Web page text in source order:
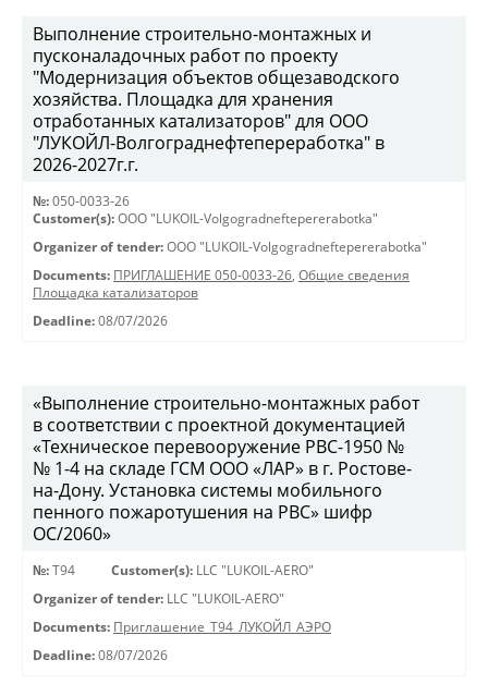
Выполнение строительно-монтажных и
пусконаладочных работ по проекту
"Модернизация объектов общезаводского
хозяйства. Площадка для хранения
отработанных катализаторов" для ООО
"ЛУКОЙЛ-Волгограднефтепереработка" в
2026-2027г.г.
№: 050-0033-26
Customer(s): OOO "LUKOIL-Volgogradneftepererabotka"
Organizer of tender: OOO "LUKOIL-Volgogradneftepererabotka"
Documents: ПРИГЛАШЕНИЕ 050-0033-26, Общие сведения
Площадка катализаторов
Deadline: 08/07/2026
«Выполнение строительно-монтажных работ
в соответствии с проектной документацией
«Техническое перевооружение РВС-1950 №
№ 1-4 на складе ГСМ ООО «ЛАР» в г. Ростове-
на-Дону. Установка системы мобильного
пенного пожаротушения на РВС» шифр
ОС/2060»
№: Т94 Customer(s): LLC "LUKOIL-AERO"
Organizer of tender: LLC "LUKOIL-AERO"
Documents: Приглашение_Т94_ЛУКОЙЛ_АЭРО
Deadline: 08/07/2026